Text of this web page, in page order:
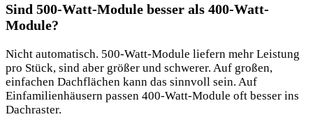
Sind 500-Watt-Module besser als 400-Watt-
Module?
Nicht automatisch. 500-Watt-Module liefern mehr Leistung
pro Stück, sind aber größer und schwerer. Auf großen,
einfachen Dachflächen kann das sinnvoll sein. Auf
Einfamilienhäusern passen 400-Watt-Module oft besser ins
Dachraster.